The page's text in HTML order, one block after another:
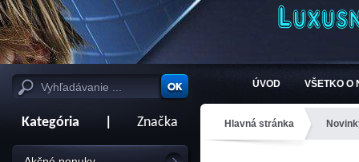
ÚVOD VŠETKO O
Kategória Značka Hlavná stránka